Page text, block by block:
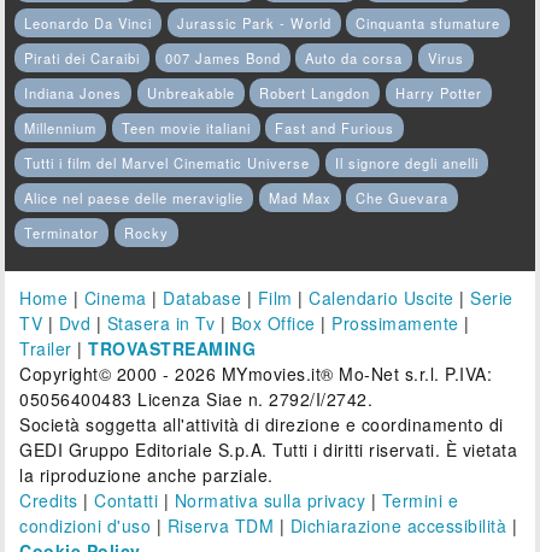
Leonardo Da Vinci
Jurassic Park - World
Cinquanta sfumature
Pirati dei Caraibi
007 James Bond Auto da corsa
Virus
Indiana Jones
Unbreakable Robert Langdon
Harry Potter
Millennium
Teen movie italiani
Fast and Furious
Tutti i film del Marvel Cinematic Universe
Il signore degli anelli
Alice nel paese delle meraviglie
Mad Max
Che Guevara
Terminator
Rocky
Home | Cinema | Database | Film |Calendario Uscite |Serie
TV | Dvd | Stasera in Tv | Box Office | Prossimamente |
Trailer |TROVASTREAMING
Copyright© 2000 - 2026 MYmovies.it® Mo-Net s.r.l. P.IVA:
05056400483 Licenza Siae n. 2792/I/2742.
Società soggetta all'attività di direzione e coordinamento di
GEDI Gruppo Editoriale S.p.A. Tutti i diritti riservati. È vietata
la riproduzione anche parziale.
Credits |Contatti | Normativa sulla privacy | Termini e
condizioni d'uso | Riserva TDM | Dichiarazione accessibilità |